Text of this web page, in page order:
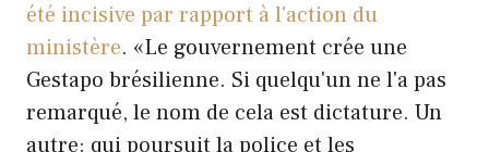
été incisive par rapport à l'action du
ministère. «Le gouvernement crée une
Gestapo brésilienne. Si quelqu'un ne l'a pas
remarqué, le nom de cela est dictature. Un
autre: qui poursuit la police et les